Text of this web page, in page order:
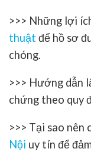
>>> Những lợi
thuật để hồ sơ
chóng.
>>> Hướng dẫn
chứng theo quy
>>> Tại sao nên
Nội uy tín để